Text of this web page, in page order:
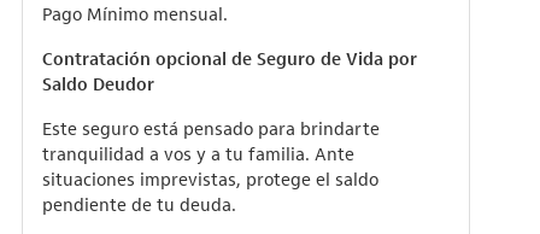
Pago Mínimo mensual.
Contratación opcional de Seguro de Vida por
Saldo Deudor
Este seguro está pensado para brindarte
tranquilidad a vos y a tu familia. Ante
situaciones imprevistas, protege el saldo
pendiente de tu deuda.